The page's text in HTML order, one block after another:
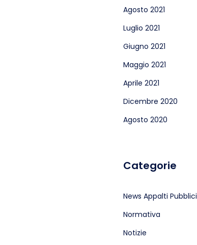
Agosto 2021
Luglio 2021
Giugno 2021
Maggio 2021
Aprile 2021
Dicembre 2020
Agosto 2020
Categorie
News Appalti Pubblici
Normativa
Notizie